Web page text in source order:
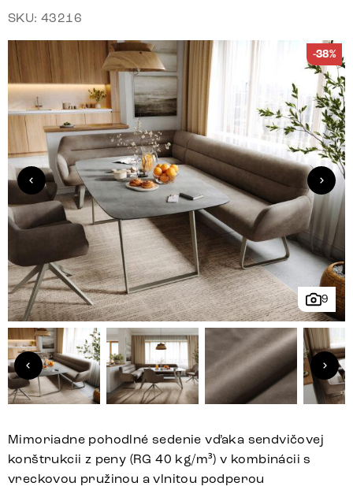
SKU: 43216
9
-38%
Mimoriadne pohodlné sedenie vďaka sendvičovej
konštrukcii z peny (RG 40 kg/m³) v kombinácii s
vreckovou pružinou a vlnitou podperou